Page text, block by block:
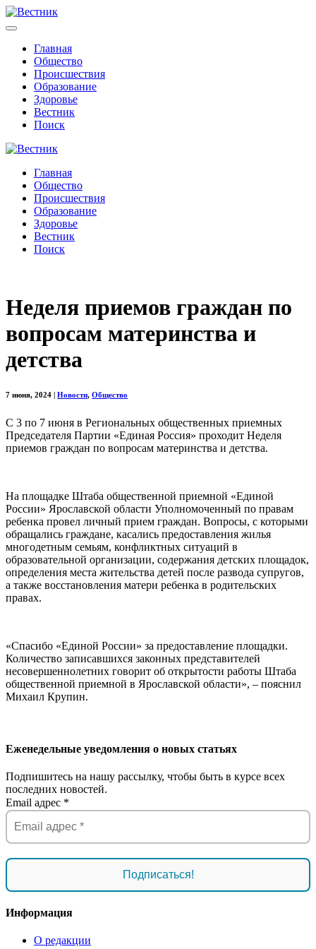
Главная
Общество
Происшествия
Образование
Здоровье
Вестник
Поиск
Главная
Общество
Происшествия
Образование
Здоровье
Вестник
Поиск
Неделя приемов граждан по
вопросам материнства и
детства
7 июня, 2024 Новости, Общество
С 3 по 7 июня в Региональных общественных приемных
Председателя Партии «Единая Россия» проходит Неделя
приемов граждан по вопросам материнства и детства.
На площадке Штаба общественной приемной «Единой
России» Ярославской области Уполномоченный по правам
ребенка провел личный прием граждан. Вопросы, с которыми
обращались граждане, касались предоставления жилья
многодетным семьям, конфликтных ситуаций в
образовательной организации, содержания детских площадок,
определения места жительства детей после развода супругов,
а также восстановления матери ребенка в родительских
правах.
«Спасибо «Единой России» за предоставление площадки.
Количество записавшихся законных представителей
несовершеннолетних говорит об открытости работы Штаба
общественной приемной в Ярославской области», – пояснил
Михаил Крупин.
Еженедельные уведомления о новых статьях
Подпишитесь на нашу рассылку, чтобы быть в курсе всех
последних новостей.
Email адрес *
Информация
О редакции